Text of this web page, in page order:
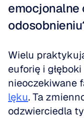
emocjonalne
Wielu
euforię i
lęku. Ta
odzwierciedla